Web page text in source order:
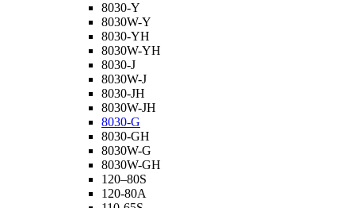
8030-Y
8030W-Y
8030-YH
8030W-YH
8030-J
8030W-J
8030-JH
8030W-JH
8030-G
8030-GH
8030W-G
8030W-GH
120–80S
120-80A